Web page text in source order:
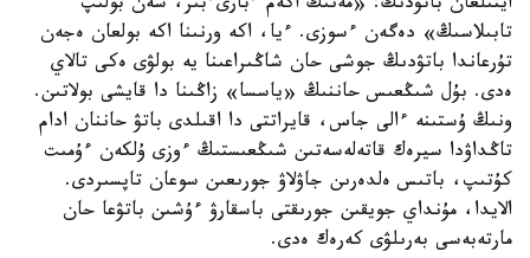
تابىلاسىڭ» دەگەن ءسوزى. ءيا، اكە ورنىنا اكە بولعان ەجەن
تۇرعاندا باتۋدىڭ جوشى حان شاڭىراعىنا يە بولۋى ەكى تالاي
ەدى. بۇل شىڭعىس حاننىڭ «ياسسا» زاڭىنا دا قايشى بولاتىن.
ونىڭ ۇستىنە ءالى جاس، قايراتتى دا اقىلدى باتۋ حاننان ادام
تاڭداۋدا سيرەك قاتەلەسەتىن شىڭعىستىڭ ءوزى ۇلكەن ءۇمىت
كۇتىپ، باتىس ەلدەرىن جاۋلاۋ جورىعىن سوعان تاپسىردى.
الايدا، مۇنداي جويقىن جورىقتى باسقارۋ ءۇشىن باتۋعا حان
مارتەبەسى بەرىلۋى كەرەك ەدى.